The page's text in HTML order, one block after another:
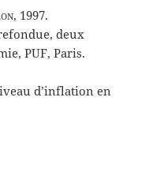
, 1997.
deux
PUF, Paris.
d’inflation en